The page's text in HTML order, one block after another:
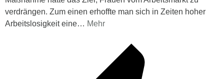
verdrängen. Zum einen erhoffte man sich in Zeiten hoher
Arbeitslosigkeit eine… Mehr